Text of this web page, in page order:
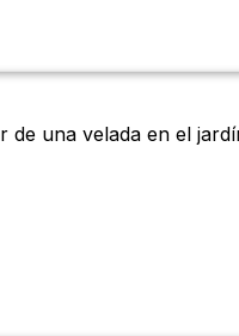
una velada en el